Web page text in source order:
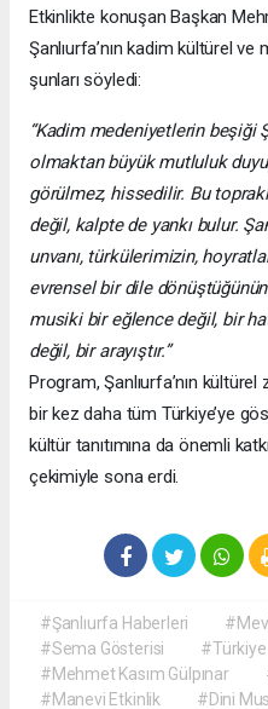
Etkinlikte konuşan Başkan
Şanlıurfa’nın kadim kültürel
şunları söyledi:
“Kadim medeniyetlerin beşiği
olmaktan büyük mutluluk
görülmez, hissedilir. Bu
değil, kalpte de yankı bulur.
unvanı, türkülerimizin,
evrensel bir dile
musiki bir eğlence değil, bir
değil, bir arayıştır.”
Program, Şanlıurfa’nın
bir kez daha tüm Türkiye’ye
kültür tanıtımına da önemli
çekimiyle sona erdi.
#Şanlıurfa Haberleri
#Sema Gösterisi
#Mehmet Kasım Gülpınar
#Manevi Etkinlik
#Dini